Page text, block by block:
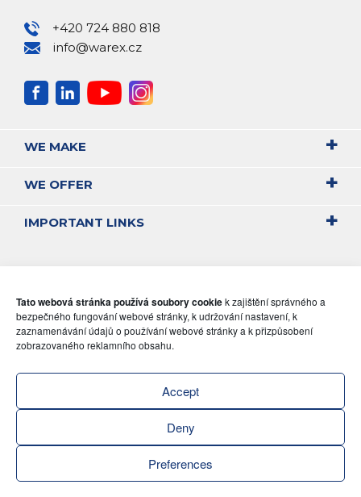
Tato webová stránka používá soubory cookiek zajištění správného a
bezpečného fungování webové stránky, k udržování nastavení, k
zaznamenávání údajů o používání webové stránky a k přizpůsobení
zobrazovaného reklamního obsahu.
Accept
Deny
Preferences
+420 724 880 818
info@warex.cz
WE MAKE
WE OFFER
IMPORTANT LINKS